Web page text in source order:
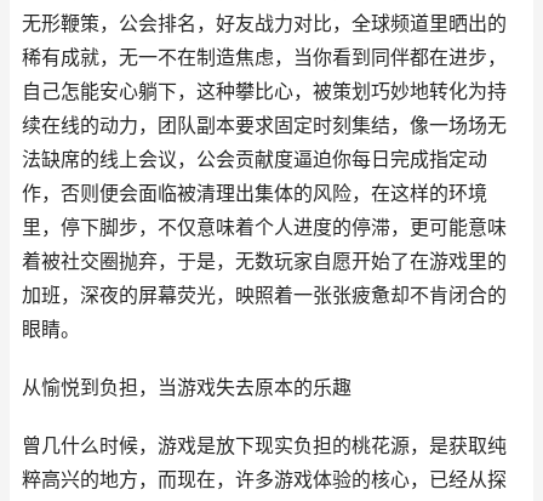
无形鞭策，公会排名，好友战力对比，全球频道里晒出的
稀有成就，无一不在制造焦虑，当你看到同伴都在进步，
自己怎能安心躺下，这种攀比心，被策划巧妙地转化为持
续在线的动力，团队副本要求固定时刻集结，像一场场无
法缺席的线上会议，公会贡献度逼迫你每日完成指定动
作，否则便会面临被清理出集体的风险，在这样的环境
里，停下脚步，不仅意味着个人进度的停滞，更可能意味
着被社交圈抛弃，于是，无数玩家自愿开始了在游戏里的
加班，深夜的屏幕荧光，映照着一张张疲惫却不肯闭合的
眼睛。
从愉悦到负担，当游戏失去原本的乐趣
曾几什么时候，游戏是放下现实负担的桃花源，是获取纯
粹高兴的地方，而现在，许多游戏体验的核心，已经从探